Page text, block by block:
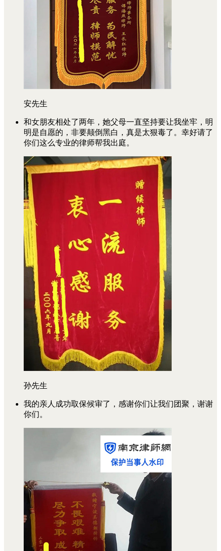
安先生
和女朋友相处了两年，她父母一直坚持要让我坐牢，明
明是自愿的，非要颠倒黑白，真是太狠毒了。幸好请了
你们这么专业的律师帮我出庭。
孙先生
我的亲人成功取保候审了，感谢你们让我们团聚，谢谢
你们。